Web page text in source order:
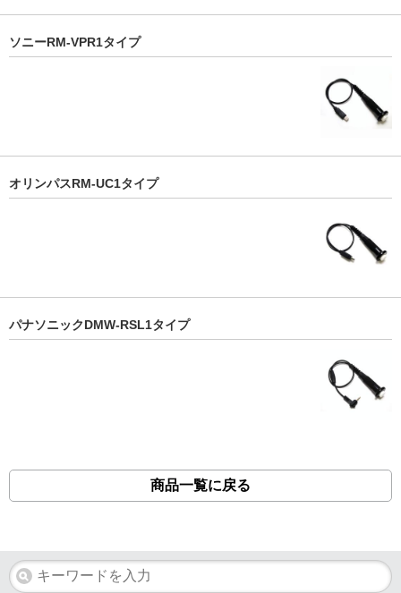
ソニーRM-VPR1タイプ
オリンパスRM-UC1タイプ
パナソニックDMW-RSL1タイプ
商品一覧に戻る